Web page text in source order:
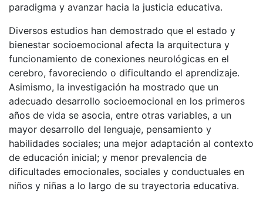
paradigma y avanzar hacia la justicia educativa.
Diversos estudios han demostrado que el estado y
bienestar socioemocional afecta la arquitectura y
funcionamiento de conexiones neurológicas en el
cerebro, favoreciendo o dificultando el aprendizaje.
Asimismo, la investigación ha mostrado que un
adecuado desarrollo socioemocional en los primeros
años de vida se asocia, entre otras variables, a un
mayor desarrollo del lenguaje, pensamiento y
habilidades sociales; una mejor adaptación al contexto
de educación inicial; y menor prevalencia de
dificultades emocionales, sociales y conductuales en
niños y niñas a lo largo de su trayectoria educativa.